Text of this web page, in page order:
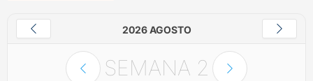
2026 AGOSTO
SEMANA 2